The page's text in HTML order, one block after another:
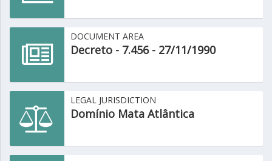
DOCUMENT AREA
Decreto - 7.456 - 27/11/1990
LEGAL JURISDICTION
Domínio Mata Atlântica